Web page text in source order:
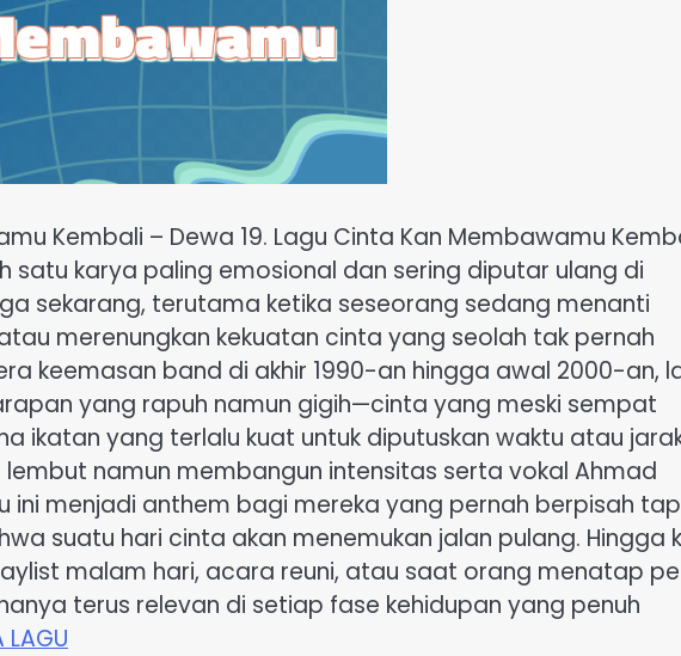
Kembali – Dewa 19. Lagu Cinta Kan Membawamu
satu karya paling emosional dan sering diputar ulang di
sekarang, terutama ketika seseorang sedang menanti
merenungkan kekuatan cinta yang seolah tak pernah
keemasan band di akhir 1990-an hingga awal 2000-an,
yang rapuh namun gigih—cinta yang meski sempat
ikatan yang terlalu kuat untuk diputuskan waktu atau
namun membangun intensitas serta vokal Ahmad
ini menjadi anthem bagi mereka yang pernah berpisah
suatu hari cinta akan menemukan jalan pulang. Hingga
malam hari, acara reuni, atau saat orang menatap
terus relevan di setiap fase kehidupan yang penuh
LAGU